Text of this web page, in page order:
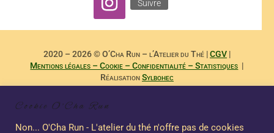
Suivre
2020 – 2026 © O’Cha Run – l’Atelier du Thé |CGV|
Mentions légales – Cookie – Confidentialité – Statistiques |
RéalisationSylbohec
Photographies deNicole Boubee Photographe
Communication – –
Cookie O'Cha Run
Non... O'Cha Run - L'atelier du thé n'offre pas de cookies